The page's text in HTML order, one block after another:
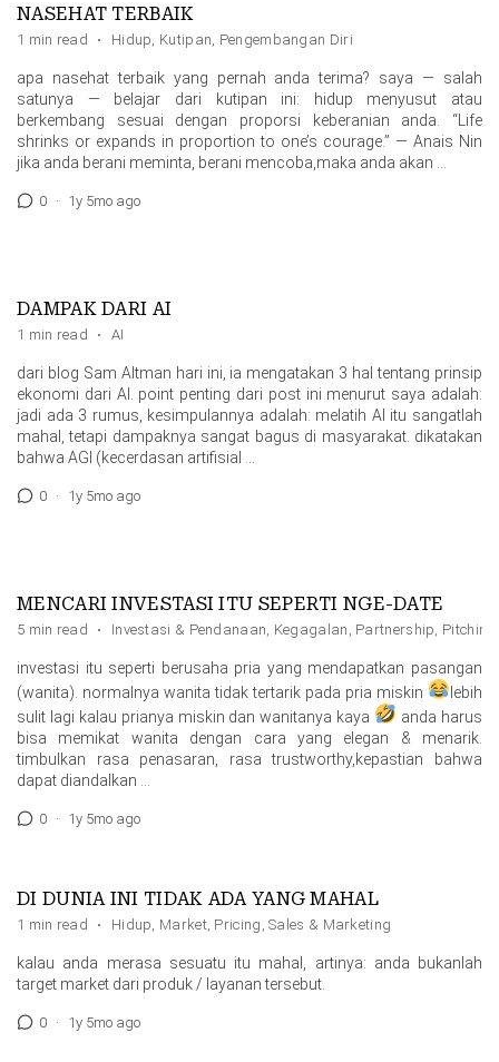
NASEHAT TERBAIK
1 min read · Hidup, Kutipan, Pengembangan Diri
apa nasehat terbaik yang pernah anda terima? saya — salah
satunya — belajar dari kutipan ini: hidup menyusut atau
berkembang sesuai dengan proporsi keberanian anda. “Life
shrinks or expands in proportion to one’s courage.” — Anais Nin
jika anda berani meminta, berani mencoba,maka anda akan …
0 · 1y 5mo ago
DAMPAK DARI AI
1 min read · AI
dari blog Sam Altman hari ini, ia mengatakan 3 hal tentang prinsip
ekonomi dari AI. point penting dari post ini menurut saya adalah:
jadi ada 3 rumus, kesimpulannya adalah: melatih AI itu sangatlah
mahal, tetapi dampaknya sangat bagus di masyarakat. dikatakan
bahwa AGI (kecerdasan artifisial …
0 · 1y 5mo ago
MENCARI INVESTASI ITU SEPERTI NGE-DATE
5 min read · Investasi & Pendanaan, Kegagalan , Partnership, Pitching
investasi itu seperti berusaha pria yang mendapatkan pasangan
(wanita). normalnya wanita tidak tertarik pada pria miskin
lebih
sulit lagi kalau prianya miskin dan wanitanya kaya
anda harus
bisa memikat wanita dengan cara yang elegan & menarik.
timbulkan rasa penasaran, rasa trustworthy,kepastian bahwa
dapat diandalkan …
0 · 1y 5mo ago
DI DUNIA INI TIDAK ADA YANG MAHAL
1 min read · Hidup, Market, Pricing ,Sales & Marketing
kalau anda merasa sesuatu itu mahal, artinya: anda bukanlah
target market dari produk / layanan tersebut.
0 · 1y 5mo ago